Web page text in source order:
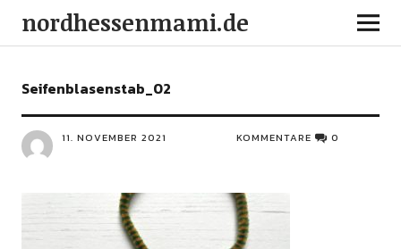
nordhessenmami.de
Seifenblasenstab_02
11. NOVEMBER 2021 KOMMENTARE 0